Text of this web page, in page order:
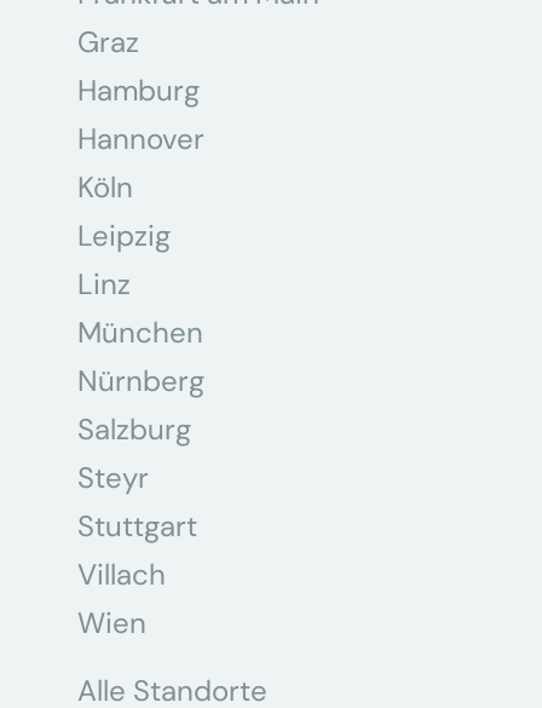
Graz
Hamburg
Hannover
Köln
Leipzig
Linz
München
Nürnberg
Salzburg
Steyr
Stuttgart
Villach
Wien
Alle Standorte